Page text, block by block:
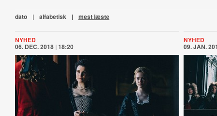
dato | alfabetisk | mest læste
NYHED
06. DEC. 2018 | 18:20
NYHED
09. JAN.